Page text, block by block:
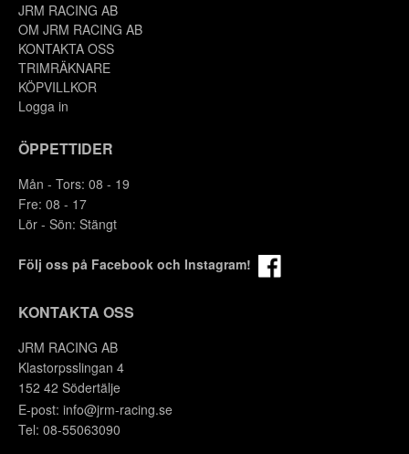
JRM RACING AB
OM JRM RACING AB
KONTAKTA OSS
TRIMRÄKNARE
KÖPVILLKOR
Logga in
ÖPPETTIDER
Mån - Tors: 08 - 19
Fre: 08 - 17
Lör - Sön: Stängt
Följ oss på Facebook och Instagram!
KONTAKTA OSS
JRM RACING AB
Klastorpsslingan 4
152 42 Södertälje
E-post: info@jrm-racing.se
Tel: 08-55063090